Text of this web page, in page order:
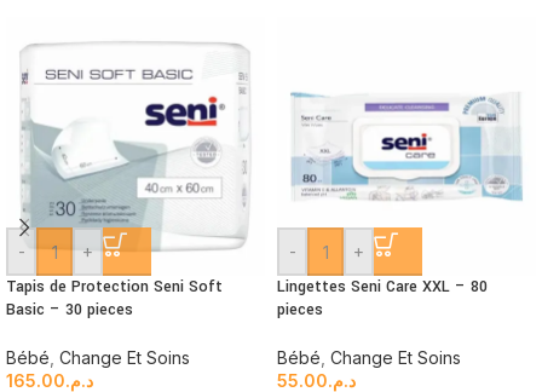
- +
Tapis de Protection Seni Soft
Basic – 30 pieces
Bébé Change Et Soins
د.م.165.00
- +
Lingettes Seni Care XXL – 80
pieces
Bébé Change Et Soins
د.م.55.00